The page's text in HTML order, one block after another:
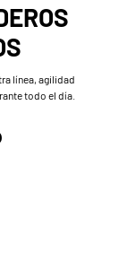
línea, agilidad
todo el día.